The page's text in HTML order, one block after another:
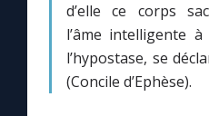
d’elle ce corps
l’âme intelligente
l’hypostase, se
(Concile d’Ephèse).